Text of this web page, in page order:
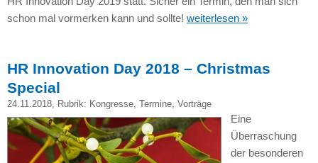
schon mal vormerken kann und sollte! weiterlesen »
HR Innovation Day 2018 – Christmas
Special
24.11.2018, Rubrik: Kongresse, Termine, Vorträge
Eine
Überraschung
der besonderen